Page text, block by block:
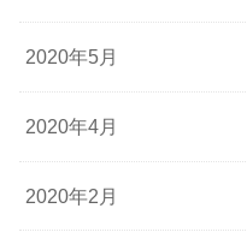
2020年5月
2020年4月
2020年2月